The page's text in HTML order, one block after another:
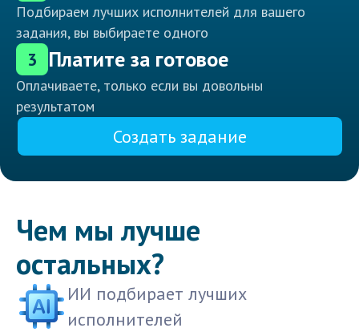
Подбираем лучших исполнителей для вашего
задания, вы выбираете одного
3 Платите за готовое
Оплачиваете, только если вы довольны
результатом
Создать задание
Чем мы лучше
остальных?
ИИ подбирает лучших
исполнителей